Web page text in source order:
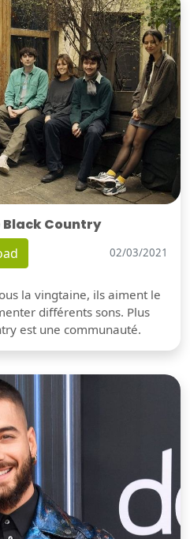
Country
02/03/2021
la vingtaine, ils aiment le
différents sons. Plus
est une communauté.